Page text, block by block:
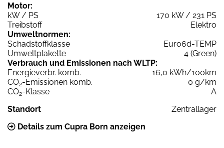
Motor:
kW / PS
170 kW / 231 PS
Treibstoff
Elektro
Umweltnormen:
Schadstoffklasse
Euro6d-TEMP
Umweltplakette
4 (Green)
Verbrauch und Emissionen nach WLTP:
Energieverbr. komb.
16,0 kWh/100km
CO2-Emissionen komb.
0 g/km
CO2-Klasse
A
Standort
Zentrallager
Details zum Cupra Born anzeigen